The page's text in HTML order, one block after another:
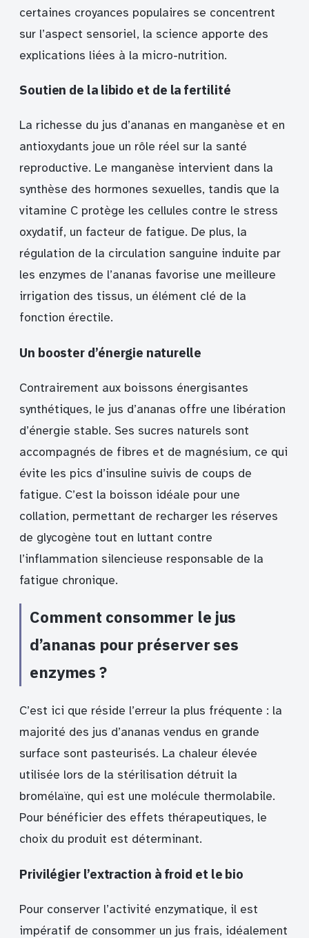
certaines croyances populaires se concentrent
sur l’aspect sensoriel, la science apporte des
explications liées à la micro-nutrition.
Soutien de la libido et de la fertilité
La richesse du jus d’ananas en manganèse et en
antioxydants joue un rôle réel sur la santé
reproductive. Le manganèse intervient dans la
synthèse des hormones sexuelles, tandis que la
vitamine C protège les cellules contre le stress
oxydatif, un facteur de fatigue. De plus, la
régulation de la circulation sanguine induite par
les enzymes de l’ananas favorise une meilleure
irrigation des tissus, un élément clé de la
fonction érectile.
Un booster d’énergie naturelle
Contrairement aux boissons énergisantes
synthétiques, le jus d’ananas offre une libération
d’énergie stable. Ses sucres naturels sont
accompagnés de fibres et de magnésium, ce qui
évite les pics d’insuline suivis de coups de
fatigue. C’est la boisson idéale pour une
collation, permettant de recharger les réserves
de glycogène tout en luttant contre
l’inflammation silencieuse responsable de la
fatigue chronique.
Comment consommer le jus
d’ananas pour préserver ses
enzymes ?
C’est ici que réside l’erreur la plus fréquente : la
majorité des jus d’ananas vendus en grande
surface sont pasteurisés. La chaleur élevée
utilisée lors de la stérilisation détruit la
bromélaïne, qui est une molécule thermolabile.
Pour bénéficier des effets thérapeutiques, le
choix du produit est déterminant.
Privilégier l’extraction à froid et le bio
Pour conserver l’activité enzymatique, il est
impératif de consommer un jus frais, idéalement